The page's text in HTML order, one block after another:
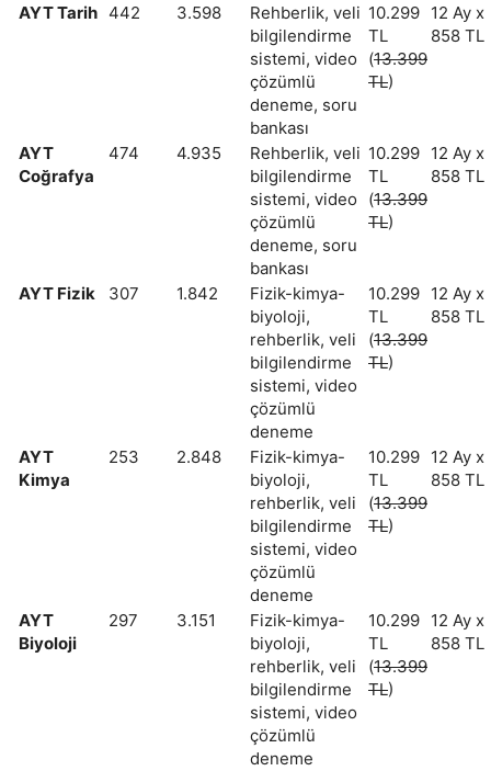
AYT Tarih 442 3.598
Rehberlik, veli
bilgilendirme
sistemi, video
çözümlü
deneme, soru
bankası
10.299
TL
(13.399
TL)
12 Ay x
858 TL
AYT
Coğrafya
474 4.935
Rehberlik, veli
bilgilendirme
sistemi, video
çözümlü
deneme, soru
bankası
10.299
TL
(13.399
TL)
12 Ay x
858 TL
AYT Fizik 307 1.842
Fizik-kimya-
biyoloji,
rehberlik, veli
bilgilendirme
sistemi, video
çözümlü
deneme
10.299
TL
(13.399
TL)
12 Ay x
858 TL
AYT
Kimya
253 2.848
Fizik-kimya-
biyoloji,
rehberlik, veli
bilgilendirme
sistemi, video
çözümlü
deneme
10.299
TL
(13.399
TL)
12 Ay x
858 TL
AYT
Biyoloji
297 3.151
Fizik-kimya-
biyoloji,
rehberlik, veli
bilgilendirme
sistemi, video
çözümlü
deneme
10.299
TL
(13.399
TL)
12 Ay x
858 TL